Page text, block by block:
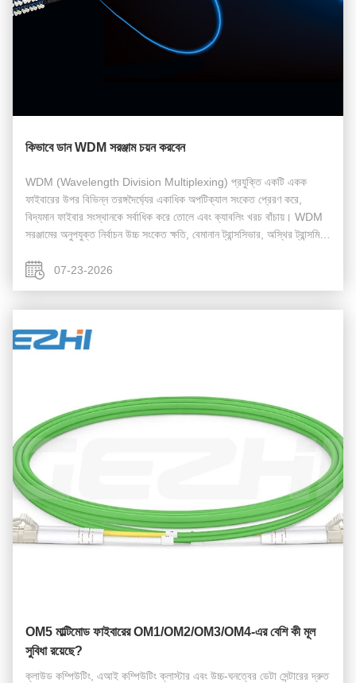
কিভাবে ডান WDM সরঞ্জাম চয়ন করবেন
WDM (Wavelength Division Multiplexing) প্রযুক্তি একটি একক
ফাইবারের উপর বিভিন্ন তরঙ্গদৈর্ঘ্যের একাধিক অপটিক্যাল সংকেত প্রেরণ করে,
বিদ্যমান ফাইবার সংস্থানকে সর্বাধিক করে তোলে এবং ক্যাবলিং খরচ বাঁচায়। WDM
সরঞ্জামের অনুপযুক্ত নির্বাচন উচ্চ সংকেত ক্ষতি, বেমানান ট্রান্সসিভার, অস্থির ট্রান্সমিশন
07-23-2026
OM5 মাল্টিমোড ফাইবারের OM1/OM2/OM3/OM4-এর বেশি কী মূল
সুবিধা রয়েছে?
ক্লাউড কম্পিউটিং, এআই কম্পিউটিং ক্লাস্টার এবং উচ্চ-ঘনত্বের ডেটা সেন্টারের দ্রুত